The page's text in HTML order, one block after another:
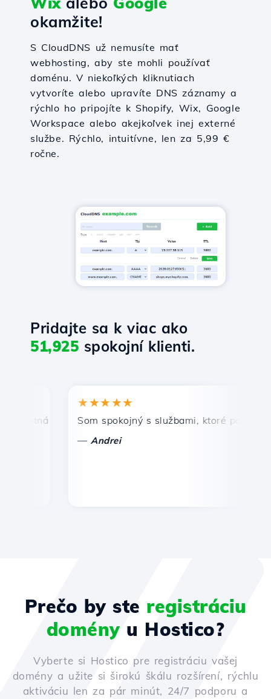
okamžite!
S CloudDNS už nemusíte mať
webhosting, aby ste mohli používať
doménu. V niekoľkých kliknutiach
vytvoríte alebo upravíte DNS záznamy a
rýchlo ho pripojíte k Shopify, Wix, Google
Workspace alebo akejkoľvek inej externé
službe. Rýchlo, intuitívne, len za 5,99 €
ročne.
Pridajte sa k viac ako
51,925 spokojní klienti.
a efektívna technická podpora.
★★★★★
Som spokojný s službami, ktoré ponúka
Andrei
Prečo by ste registráciu
doményu Hostico?
Vyberte si Hostico pre registráciu vašej
domény a užite si širokú škálu rozšírení, rýchlu
aktiváciu len za pár minút, 24/7 podporu a